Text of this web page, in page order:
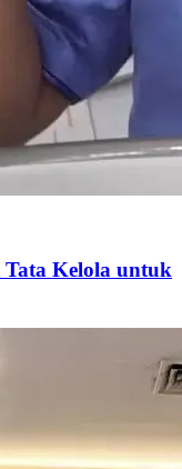
Kelola untuk